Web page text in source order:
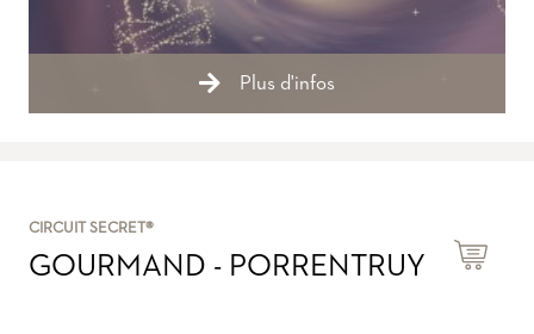
Plus d'infos
CIRCUIT SECRET®
GOURMAND - PORRENTRUY